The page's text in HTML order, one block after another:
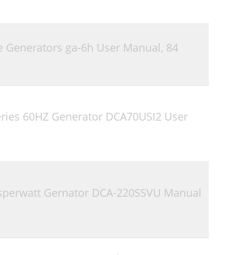
ga-6h User Manual, 84
60HZ Generator DCA70USI2 User
Gernator DCA-220SSVU Manual